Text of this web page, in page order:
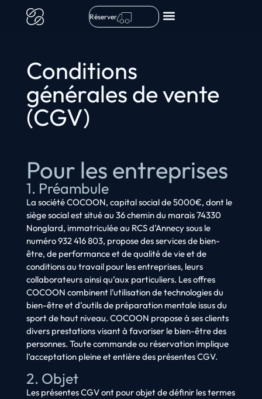
Réserver
Conditions
générales de vente
(CGV)
Pour les entreprises
1. Préambule
La société COCOON, capital social de 5000€, dont le
siège social est situé au 36 chemin du marais 74330
Nonglard, immatriculée au RCS d’Annecy sous le
numéro 932 416 803, propose des services de bien-
être, de performance et de qualité de vie et de
conditions au travail pour les entreprises, leurs
collaborateurs ainsi qu’aux particuliers. Les offres
COCOON combinent l’utilisation de technologies du
bien-être et d’outils de préparation mentale issus du
sport de haut niveau. COCOON propose à ses clients
divers prestations visant à favoriser le bien-être des
personnes. Toute commande ou réservation implique
l’acceptation pleine et entière des présentes CGV.
2. Objet
Les présentes CGV ont pour objet de définir les termes